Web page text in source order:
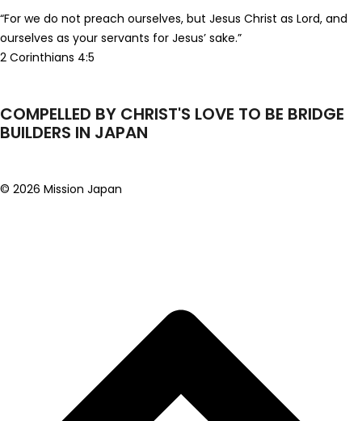
“For we do not preach ourselves, but Jesus Christ as Lord, and
ourselves as your servants for Jesus’ sake.”
2 Corinthians 4:5
COMPELLED BY CHRIST'S LOVE TO BE BRIDGE
BUILDERS IN JAPAN
© 2026 Mission Japan